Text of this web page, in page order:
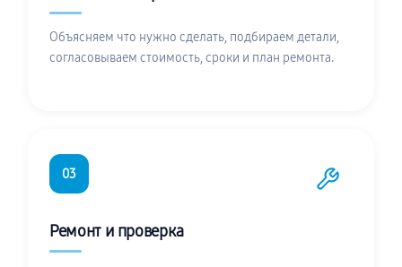
Объясняем что нужно сделать, подбираем детали,
согласовываем стоимость, сроки и план ремонта.
03
Ремонт и проверка